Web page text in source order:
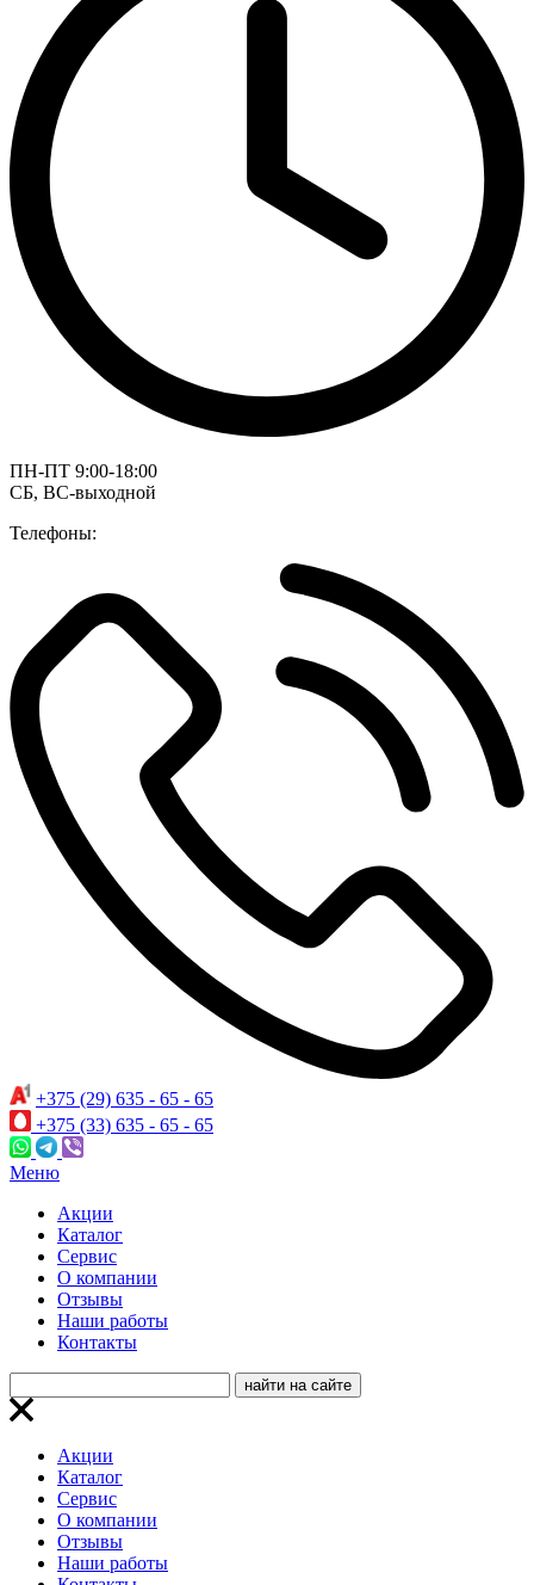
ПН-ПТ 9:00-18:00
СБ, ВС-выходной
Телефоны:
+375 (29) 635 - 65 - 65
+375 (33) 635 - 65 - 65
Меню
Акции
Каталог
Сервис
О компании
Отзывы
Наши работы
Контакты
Акции
Каталог
Сервис
О компании
Отзывы
Наши работы